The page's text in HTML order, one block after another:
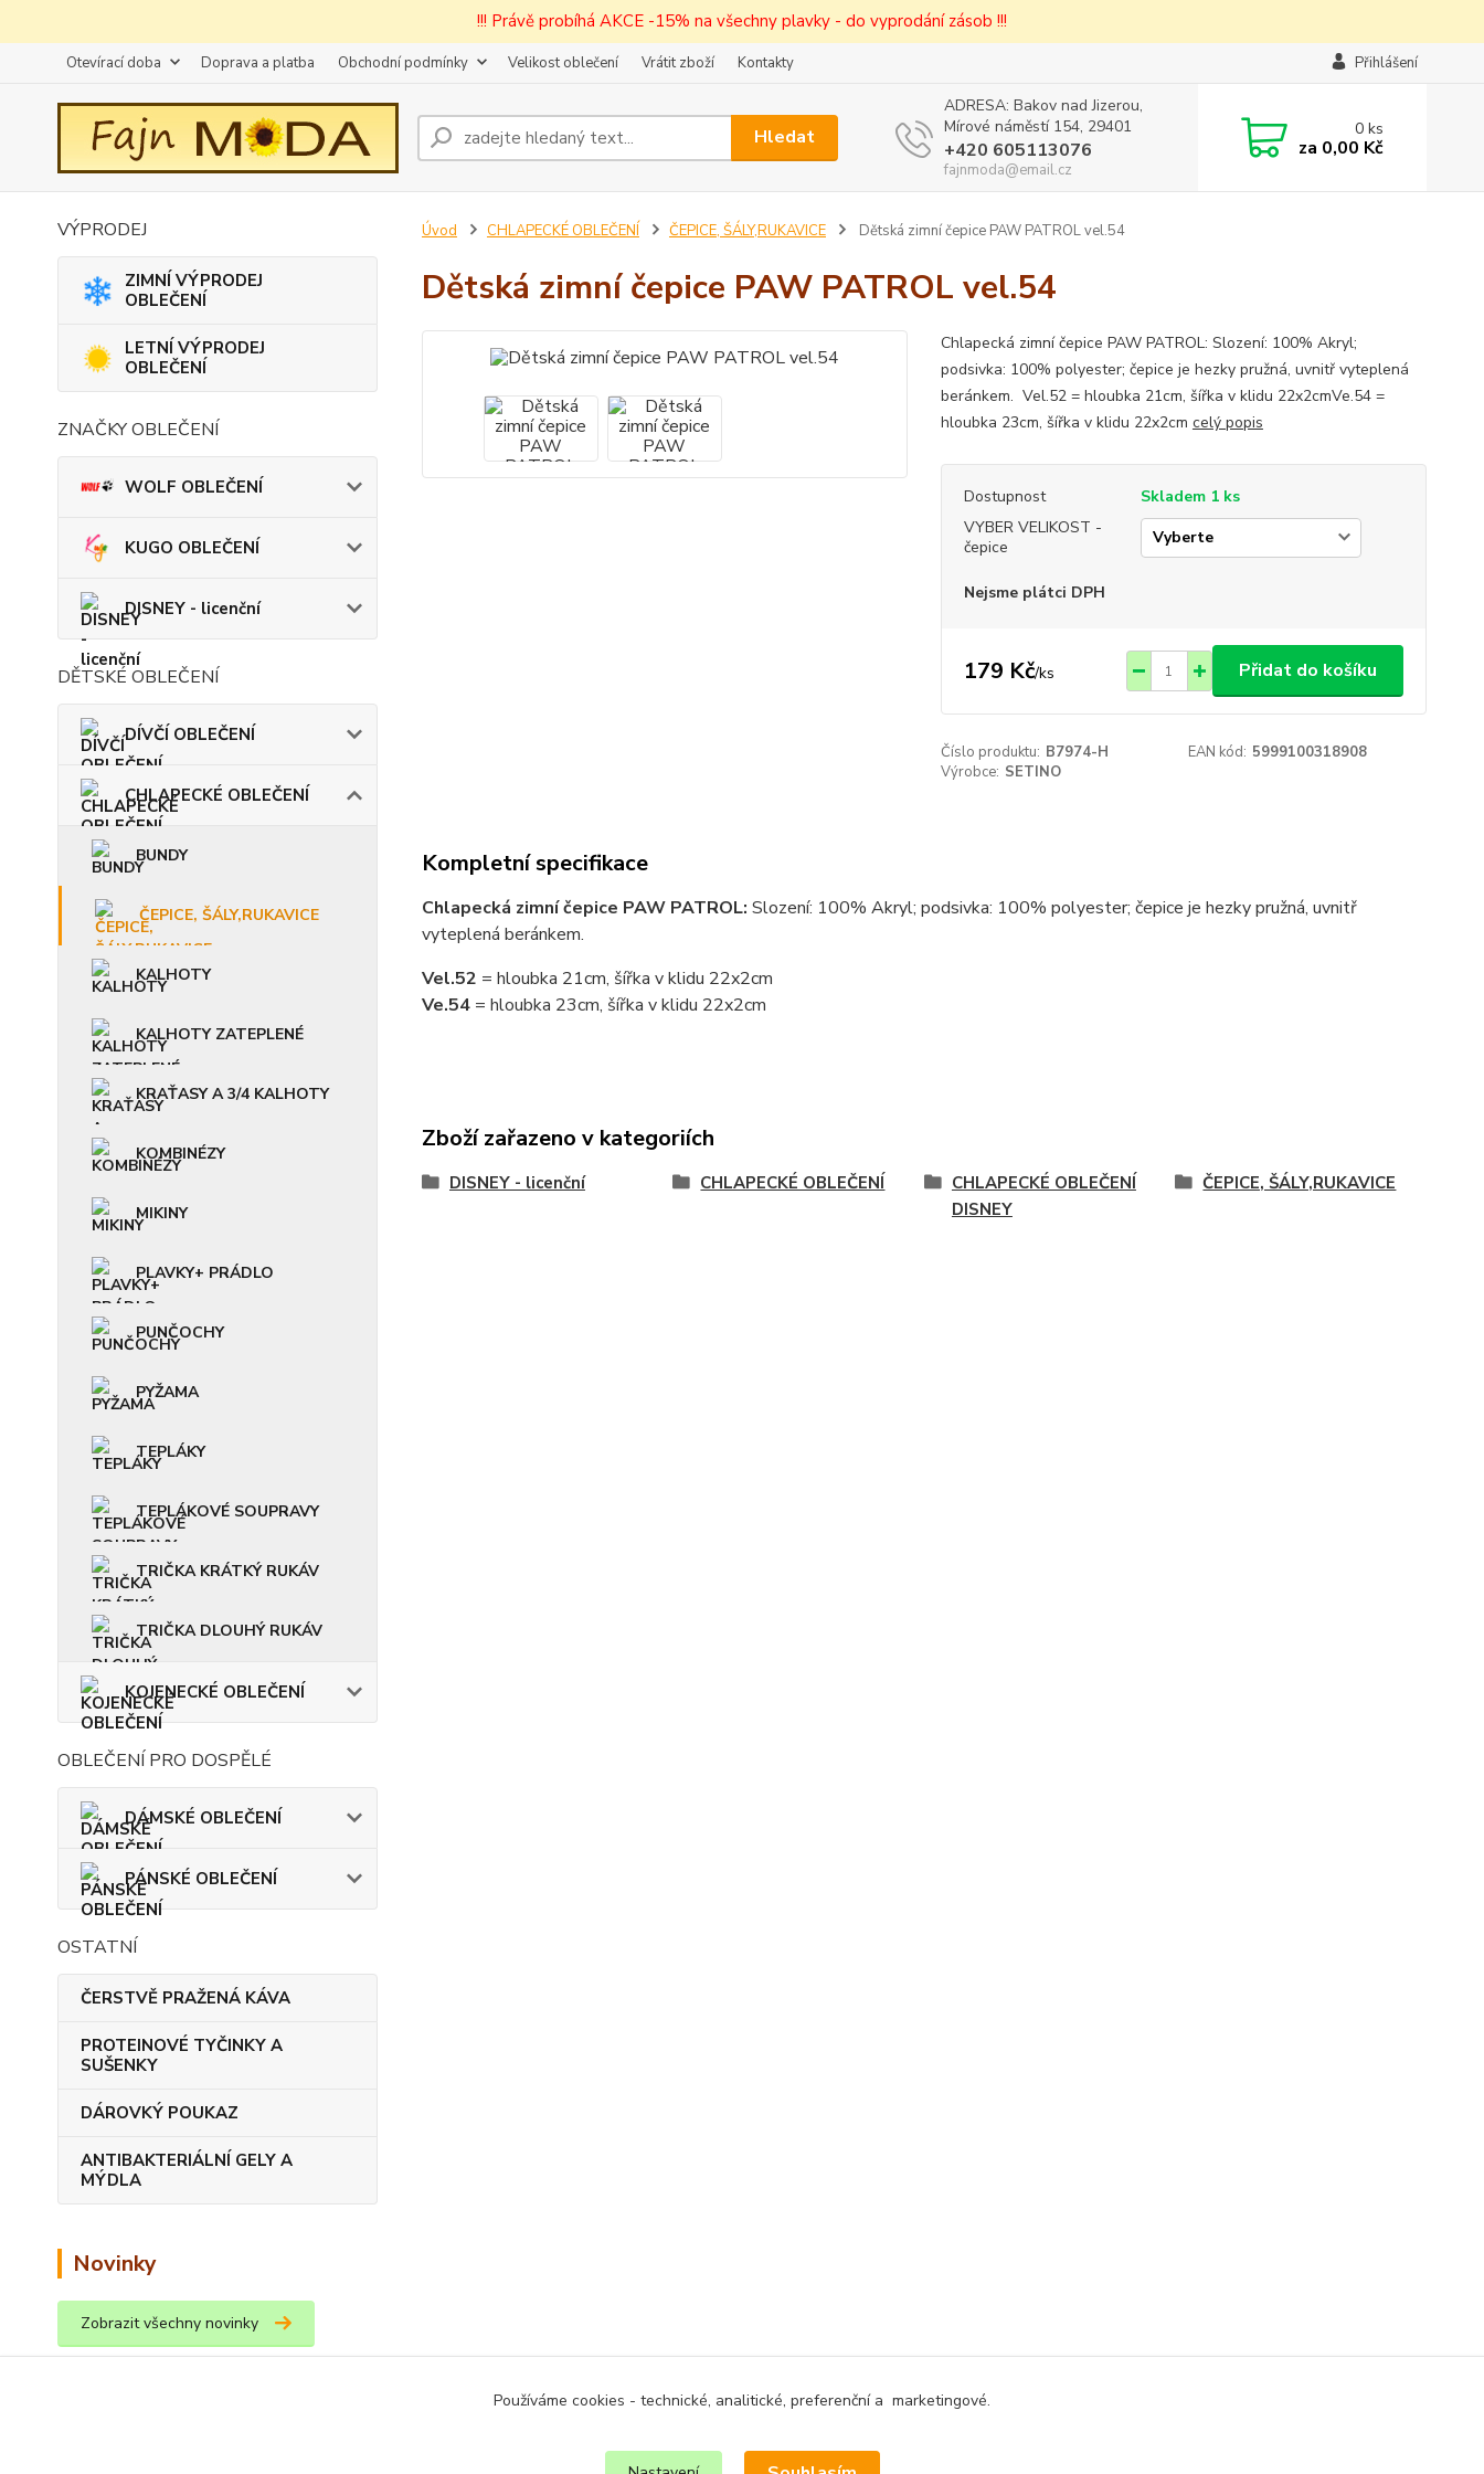
!!! Právě probíhá AKCE -15% na všechny plavky - do vyprodání zásob !!!
Otevírací doba Doprava a platba Obchodní podmínky Velikost oblečení Vrátit zboží Kontakty Přihlášení
Hledat
ADRESA: Bakov nad Jizerou,
Mírové náměstí 154, 29401
+420 605113076
fajnmoda@email.cz
0ks
za 0,00 Kč
VÝPRODEJ
ZIMNÍ VÝPRODEJ
OBLEČENÍ
LETNÍ VÝPRODEJ
OBLEČENÍ
ZNAČKY OBLEČENÍ
WOLF OBLEČENÍ
KUGO OBLEČENÍ
DISNEY - licenční
DĚTSKÉ OBLEČENÍ
DÍVČÍ OBLEČENÍ
CHLAPECKÉ OBLEČENÍ
BUNDY
ČEPICE, ŠÁLY,RUKAVICE
KALHOTY
KALHOTY ZATEPLENÉ
KRAŤASY A 3/4 KALHOTY
KOMBINÉZY
MIKINY
PLAVKY+ PRÁDLO
PUNČOCHY
PYŽAMA
TEPLÁKY
TEPLÁKOVÉ SOUPRAVY
TRIČKA KRÁTKÝ RUKÁV
TRIČKA DLOUHÝ RUKÁV
KOJENECKÉ OBLEČENÍ
OBLEČENÍ PRO DOSPĚLÉ
DÁMSKÉ OBLEČENÍ
PÁNSKÉ OBLEČENÍ
OSTATNÍ
ČERSTVĚ PRAŽENÁ KÁVA
PROTEINOVÉ TYČINKY A
SUŠENKY
DÁROVKÝ POUKAZ
ANTIBAKTERIÁLNÍ GELY A
MÝDLA
Novinky
Zobrazit všechny novinky
Úvod CHLAPECKÉ OBLEČENÍ ČEPICE, ŠÁLY,RUKAVICE Dětská zimní čepice PAW PATROL vel.54
Dětská zimní čepice PAW PATROL vel.54
Chlapecká zimní čepice PAW PATROL: Slození: 100% Akryl;
podsivka: 100% polyester; čepice je hezky pružná, uvnitř vyteplená
beránkem. Vel.52 = hloubka 21cm, šířka v klidu 22x2cmVe.54 =
hloubka 23cm, šířka v klidu 22x2cm celý popis
Dostupnost
Skladem 1 ks
VYBER VELIKOST -
čepice
Nejsme plátci DPH
179 Kč/ks Přidat do košíku
Číslo produktu: B7974-H EAN kód: 5999100318908
Výrobce: SETINO
Kompletní specifikace
Chlapecká zimní čepice PAW PATROL: Slození: 100% Akryl; podsivka: 100% polyester; čepice je hezky pružná, uvnitř
vyteplená beránkem.
Vel.52 = hloubka 21cm, šířka v klidu 22x2cm
Ve.54 = hloubka 23cm, šířka v klidu 22x2cm
Zboží zařazeno v kategoriích
DISNEY - licenční CHLAPECKÉ OBLEČENÍ
CHLAPECKÉ OBLEČENÍ
DISNEY
ČEPICE, ŠÁLY,RUKAVICE
Používáme cookies - technické, analitické, preferenční a marketingové.